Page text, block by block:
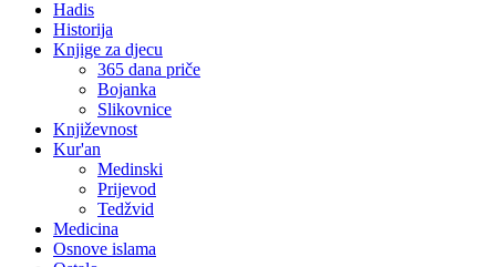
Hadis
Historija
Knjige za djecu
365 dana priče
Bojanka
Slikovnice
Književnost
Kur'an
Medinski
Prijevod
Tedžvid
Medicina
Osnove islama